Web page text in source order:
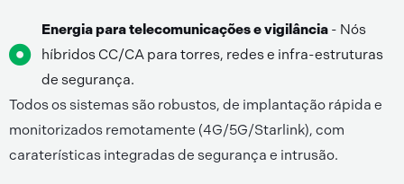
Energia para telecomunicações e vigilância - Nós
híbridos CC/CA para torres, redes e infra-estruturas
de segurança.
Todos os sistemas são robustos, de implantação rápida e
monitorizados remotamente (4G/5G/Starlink), com
caraterísticas integradas de segurança e intrusão.